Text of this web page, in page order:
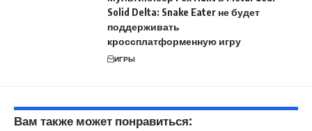
Solid Delta: Snake Eater не будет
поддерживать
кроссплатформенную игру
ИГРЫ
Вам также может понравиться: